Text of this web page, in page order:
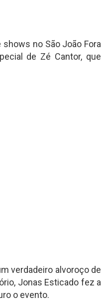
no São João Fora
de Zé Cantor, que
verdadeiro alvoroço de
Jonas Esticado fez a
o evento.